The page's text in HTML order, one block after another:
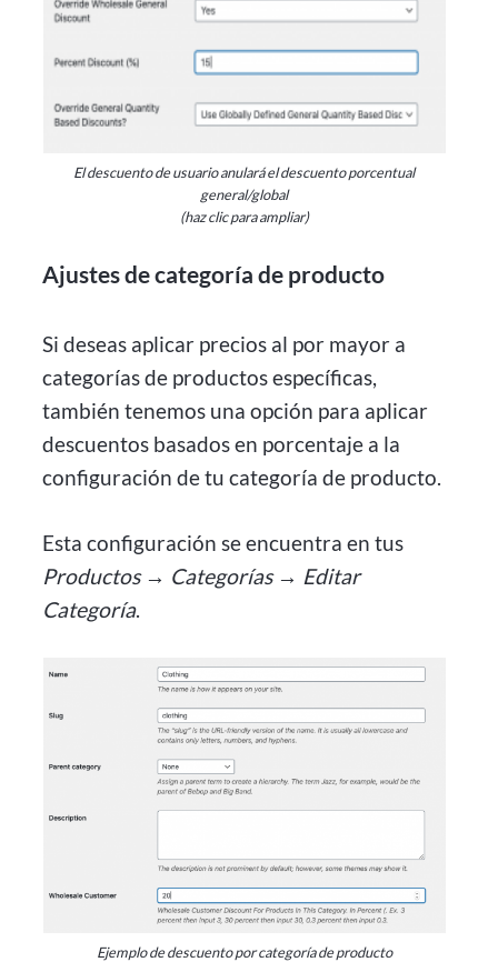
El descuento de usuario anulará el descuento porcentual
general/global
(haz clic para ampliar)
Ajustes de categoría de producto
Si deseas aplicar precios al por mayor a
categorías de productos específicas,
también tenemos una opción para aplicar
descuentos basados en porcentaje a la
configuración de tu categoría de producto.
Esta configuración se encuentra en tus
Productos → Categorías → Editar
Categoría.
Ejemplo de descuento por categoría de producto